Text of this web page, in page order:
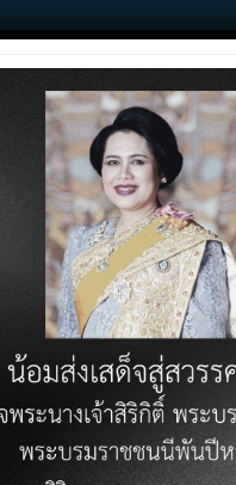
PRICE LIST KNOWLEDGE
วนและค
ติบุคคล